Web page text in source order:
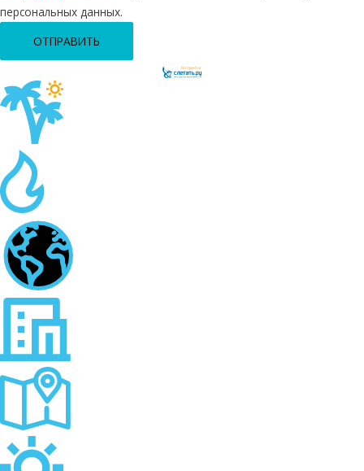
персональных данных.
ОТПРАВИТЬ